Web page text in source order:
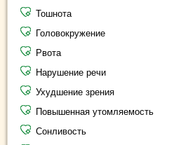
Тошнота
Головокружение
Рвота
Нарушение речи
Ухудшение зрения
Повышенная утомляемость
Сонливость